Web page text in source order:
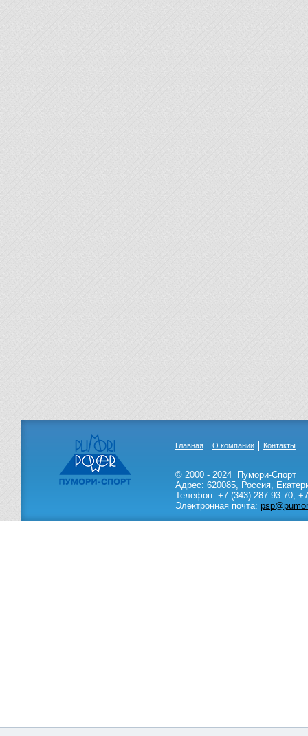
Главная О компании Контакты
© 2000 - 2024
Пумори-Спорт
Адрес: 620085, Россия,
Телефон: +7 (343) 287-93-70,
Электронная почта: